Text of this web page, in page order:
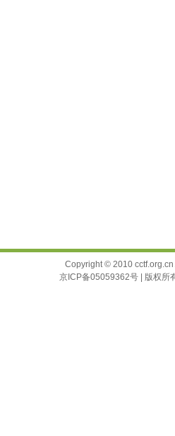
Copyright © 2010
京ICP备05059362号 | 版权所